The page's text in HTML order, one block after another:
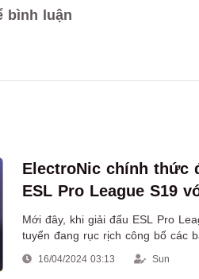
bình luận
ElectroNic chính thức
ESL Pro League S19
Virtus.pro
Mới đây, khi giải đấu ESL Pro
tuyển đang rục rịch công bố các
cần thiết để có thể cạnh tranh
16/04/2024 03:13 Sun